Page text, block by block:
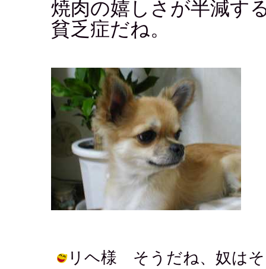
焼肉の嬉しさが半減す
貧乏症だね。
リヘ様 そうだね、奴はそ